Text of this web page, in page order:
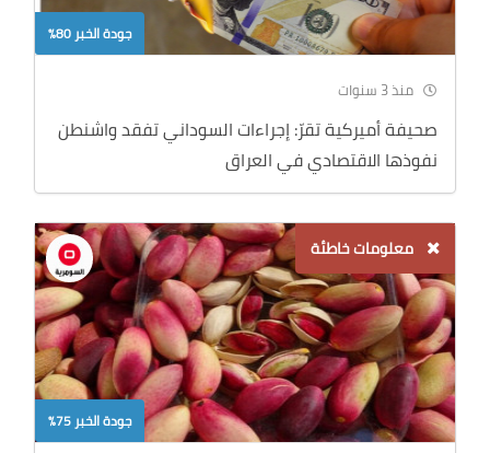
جودة الخبر 80%
منذ 3 سنوات
صحيفة أميركية تقرّ: إجراءات السوداني تفقد واشنطن
نفوذها الاقتصادي في العراق
معلومات خاطئة
جودة الخبر 75%